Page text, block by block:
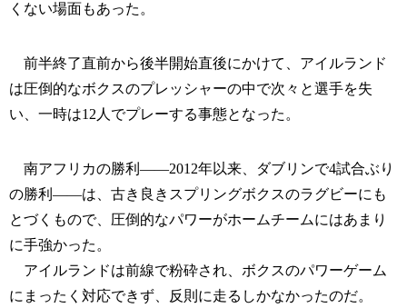
くない場面もあった。
前半終了直前から後半開始直後にかけて、アイルランド
は圧倒的なボクスのプレッシャーの中で次々と選手を失
い、一時は12人でプレーする事態となった。
南アフリカの勝利――2012年以来、ダブリンで4試合ぶり
の勝利――は、古き良きスプリングボクスのラグビーにも
とづくもので、圧倒的なパワーがホームチームにはあまり
に手強かった。
アイルランドは前線で粉砕され、ボクスのパワーゲーム
にまったく対応できず、反則に走るしかなかったのだ。